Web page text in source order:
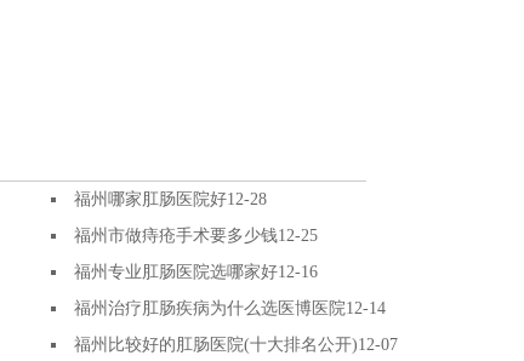
福州哪家肛肠医院好12-28
福州市做痔疮手术要多少钱12-25
福州专业肛肠医院选哪家好12-16
福州治疗肛肠疾病为什么选医博医院12-14
福州比较好的肛肠医院(十大排名公开)12-07